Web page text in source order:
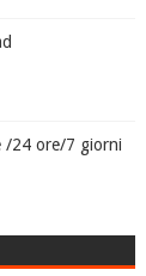
/24 ore/7 giorni